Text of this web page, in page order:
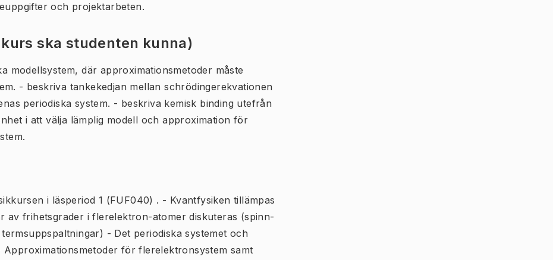
och projektarbeten.
ska studenten kunna)
modellsystem, där approximationsmetoder måste
- beskriva tankekedjan mellan schrödingerekvationen
periodiska system. - beskriva kemisk binding utefrån
i att välja lämplig modell och approximation för
i läsperiod 1 (FUF040) . - Kvantfysiken tillämpas
av frihetsgrader i flerelektron-atomer diskuteras (spinn-
- Det periodiska systemet och
för flerelektronsystem samt